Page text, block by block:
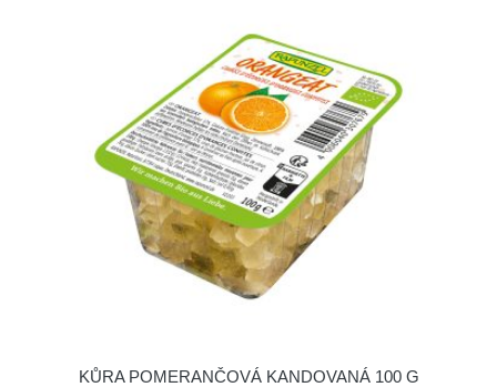
KŮRA POMERANČOVÁ KANDOVANÁ 100 G